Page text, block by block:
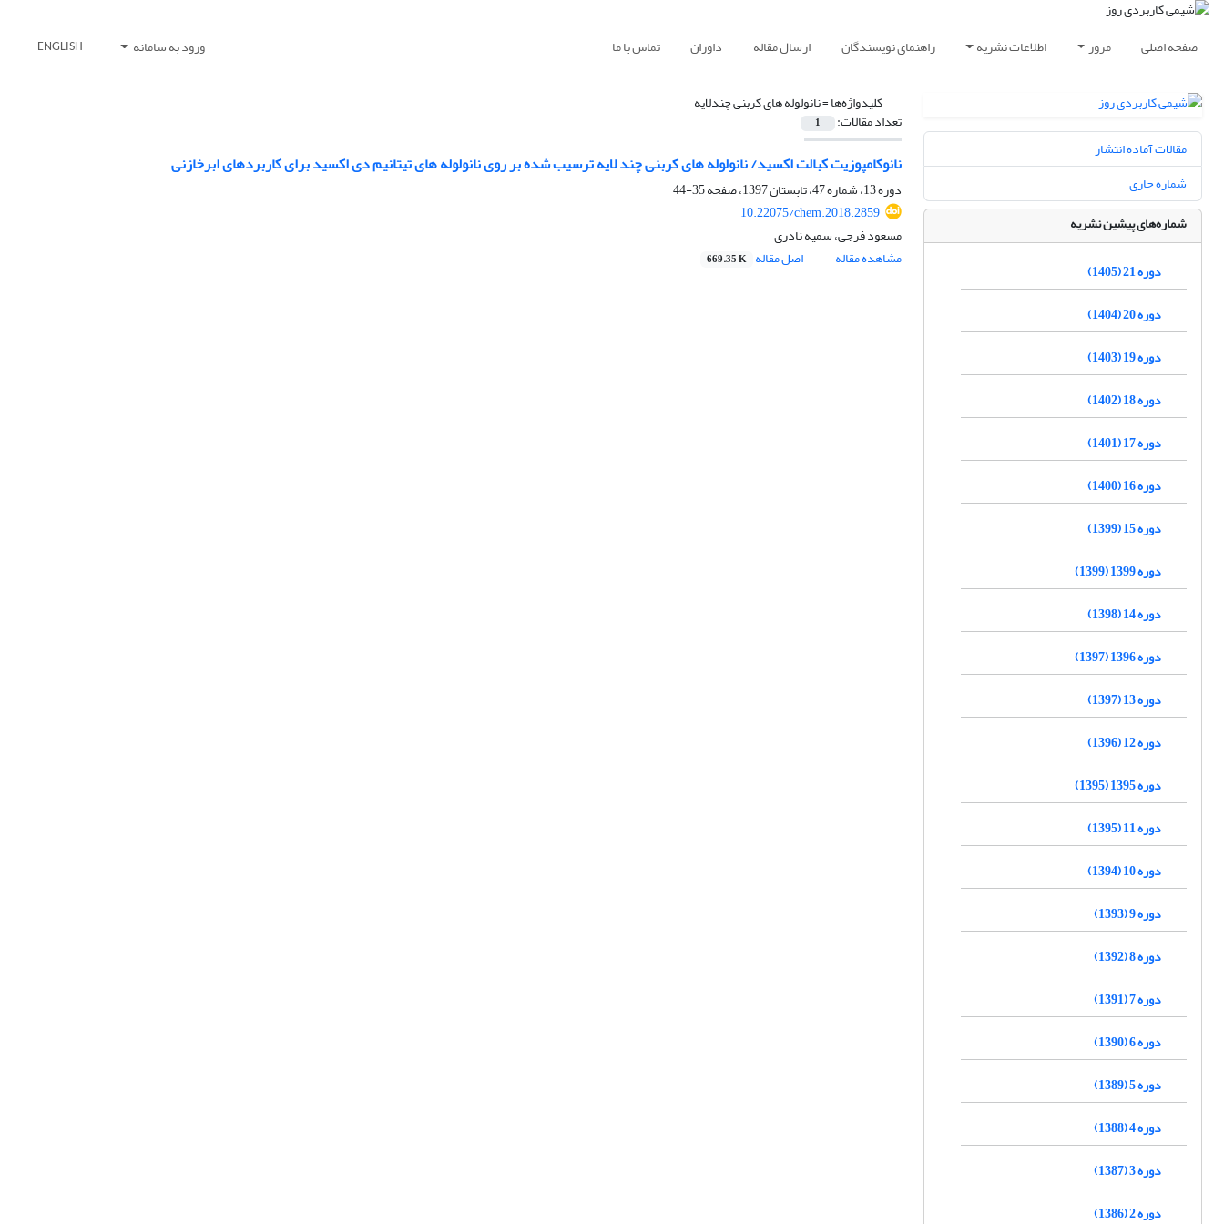
صفحه اصلی مرور اطلاعات نشریه راهنمای نویسندگان ارسال مقاله داوران تماس با ما ورود به سامانه ENGLISH
کلیدواژه‌ها =نانولوله های کربنی چندلایه
تعداد مقالات: 1
نانوکامپوزیت کبالت اکسید/ نانولوله های کربنی چند لایه ترسیب شده بر روی نانولوله های تیتانیم دی اکسید برای کاربردهای ابرخازنی
دوره 13، شماره 47، تابستان 1397، صفحه
35-44
10.22075/chem.2018.2859
مسعود فرجی، سمیه نادری
مشاهده مقاله
اصل مقاله 669.35 K
مقالات آماده انتشار
شماره جاری
شماره‌های پیشین نشریه
دوره 21 (1405)
دوره 20 (1404)
دوره 19 (1403)
دوره 18 (1402)
دوره 17 (1401)
دوره 16 (1400)
دوره 15 (1399)
دوره 1399 (1399)
دوره 14 (1398)
دوره 1396 (1397)
دوره 13 (1397)
دوره 12 (1396)
دوره 1395 (1395)
دوره 11 (1395)
دوره 10 (1394)
دوره 9 (1393)
دوره 8 (1392)
دوره 7 (1391)
دوره 6 (1390)
دوره 5 (1389)
دوره 4 (1388)
دوره 3 (1387)
دوره 2 (1386)